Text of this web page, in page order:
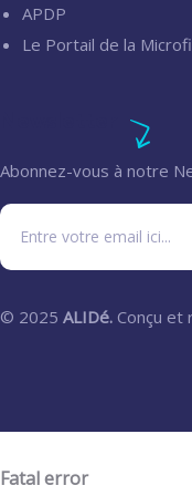
APDP
Le Portail de la
Abonnez-vous à notre
© 2025 ALIDé. Conçu et
Fatal error